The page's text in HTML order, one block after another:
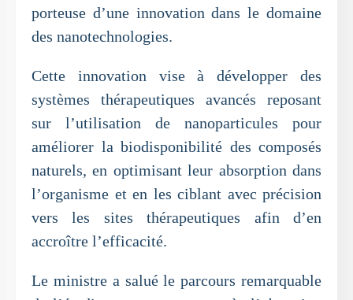
porteuse d’une innovation dans le domaine
des nanotechnologies.
Cette innovation vise à développer des
systèmes thérapeutiques avancés reposant
sur l’utilisation de nanoparticules pour
améliorer la biodisponibilité des composés
naturels, en optimisant leur absorption dans
l’organisme et en les ciblant avec précision
vers les sites thérapeutiques afin d’en
accroître l’efficacité.
Le ministre a salué le parcours remarquable